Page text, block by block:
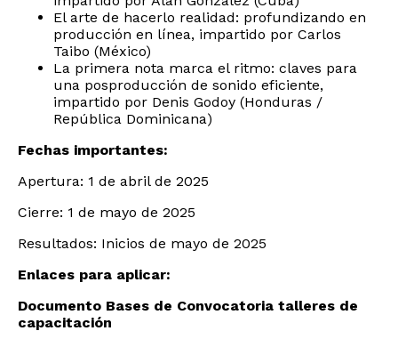
El arte de hacerlo realidad: profundizando en
producción en línea, impartido por Carlos
Taibo (México)
La primera nota marca el ritmo: claves para
una posproducción de sonido eficiente,
impartido por Denis Godoy (Honduras /
República Dominicana)
Fechas importantes:
Apertura: 1 de abril de 2025
Cierre: 1 de mayo de 2025
Resultados: Inicios de mayo de 2025
Enlaces para aplicar:
Documento Bases de Convocatoria talleres de
capacitación